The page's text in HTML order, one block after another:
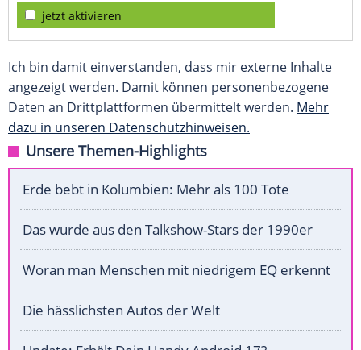
jetzt aktivieren
Ich bin damit einverstanden, dass mir externe Inhalte
angezeigt werden. Damit können personenbezogene
Daten an Drittplattformen übermittelt werden. Mehr
dazu in unseren Datenschutzhinweisen.
Unsere Themen-Highlights
Erde bebt in Kolumbien: Mehr als 100 Tote
Das wurde aus den Talkshow-Stars der 1990er
Woran man Menschen mit niedrigem EQ erkennt
Die hässlichsten Autos der Welt